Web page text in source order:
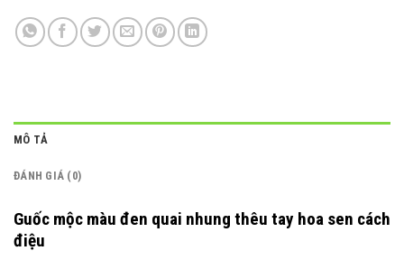
MÔ TẢ
ĐÁNH GIÁ (0)
Guốc mộc màu đen quai nhung thêu tay hoa sen cách
điệu